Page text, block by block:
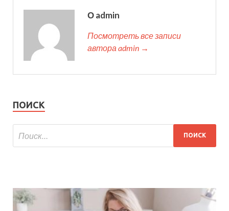
О admin
Посмотреть все записи
автора admin →
ПОИСК